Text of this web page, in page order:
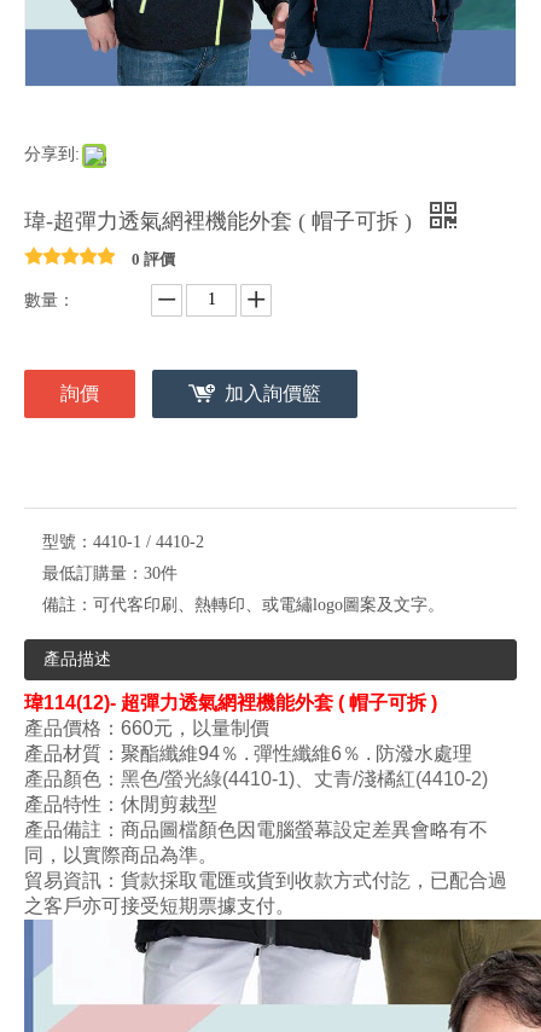
分享到:
瑋-超彈力透氣網裡機能外套 ( 帽子可拆 )
0 評價
數量：
詢價 加入詢價籃
型號： 4410-1 / 4410-2
最低訂購量： 30件
備註： 可代客印刷、熱轉印、或電繡logo圖案及文字。
產品描述
瑋114(12)- 超彈力透氣網裡機能外套 ( 帽子可拆 )
產品價格：660元，以量制價
產品材質：聚酯纖維94％ . 彈性纖維6％ . 防潑水處理
產品顏色 ：黑色/螢光綠(4410-1)、丈青/淺橘紅(4410-2)
產品特性： 休閒剪裁型
產品備註：商品圖檔顏色因電腦螢幕設定差異會略有不
同，以實際商品為準。
貿易資訊：貨款採取電匯或貨到收款方式付訖，已配合過
之客戶亦可接受短期票據支付。